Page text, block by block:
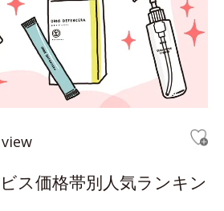
ス価格帯別人気ランキン